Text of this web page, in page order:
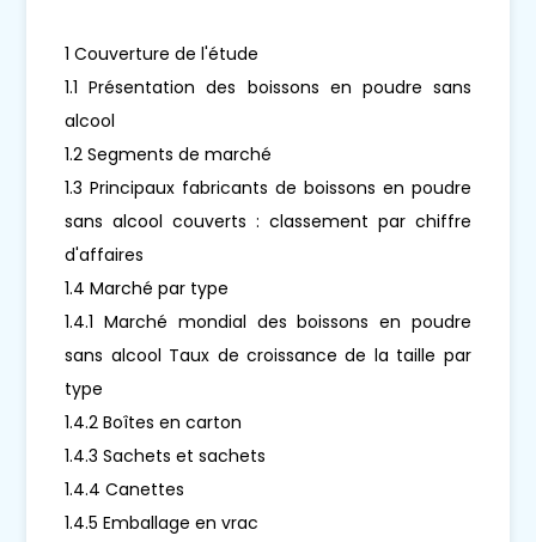
1 Couverture de l'étude
1.1 Présentation des boissons en poudre sans
alcool
1.2 Segments de marché
1.3 Principaux fabricants de boissons en poudre
sans alcool couverts : classement par chiffre
d'affaires
1.4 Marché par type
1.4.1 Marché mondial des boissons en poudre
sans alcool Taux de croissance de la taille par
type
1.4.2 Boîtes en carton
1.4.3 Sachets et sachets
1.4.4 Canettes
1.4.5 Emballage en vrac